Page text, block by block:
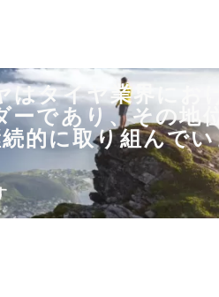
はタイヤ業界にお
ーであり、その地
的に取り組んで